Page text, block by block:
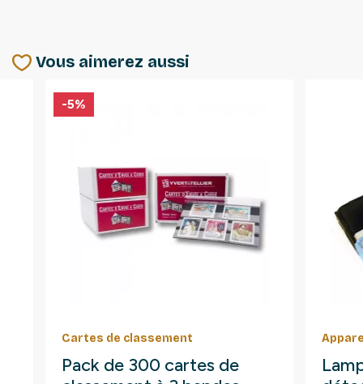
Vous aimerez aussi
Cartes de classement
Pack de 300 cartes de
-5%